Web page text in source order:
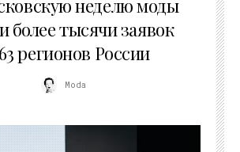
неделю моды
более тысячи заявок
регионов России
Moda